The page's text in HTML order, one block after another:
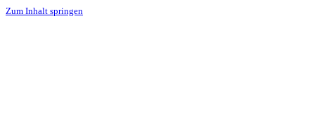
Zum Inhalt springen